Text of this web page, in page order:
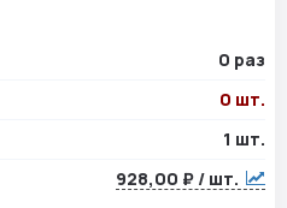
0 раз
0 шт.
1 шт.
928,00 ₽ / шт.